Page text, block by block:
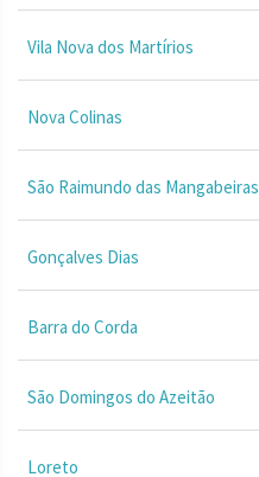
Vila Nova dos Martírios
Nova Colinas
São Raimundo das Mangabeiras
Gonçalves Dias
Barra do Corda
São Domingos do Azeitão
Loreto